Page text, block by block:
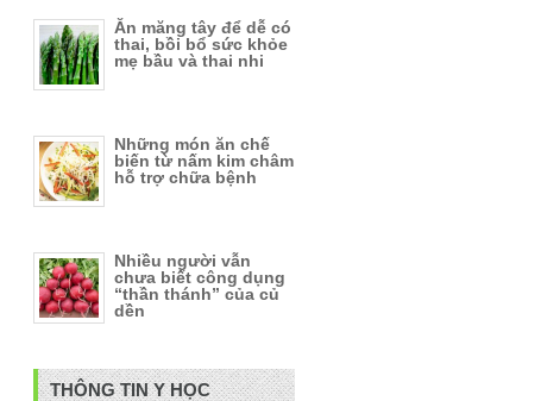
Ăn măng tây để dễ có
thai, bồi bổ sức khỏe
mẹ bầu và thai nhi
Những món ăn chế
biến từ nấm kim châm
hỗ trợ chữa bệnh
Nhiều người vẫn
chưa biết công dụng
“thần thánh” của củ
dền
THÔNG TIN Y HỌC